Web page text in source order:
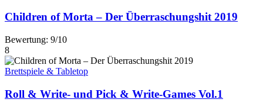
Children of Morta – Der Überraschungshit 2019
Bewertung: 9/10
8
Brettspiele & Tabletop
Roll & Write- und Pick & Write-Games Vol.1